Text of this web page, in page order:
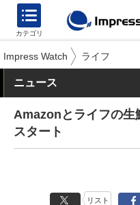
カテゴリ
Impress Watch ライフ
ニュース
Amazonとライフの生
スタート
リスト